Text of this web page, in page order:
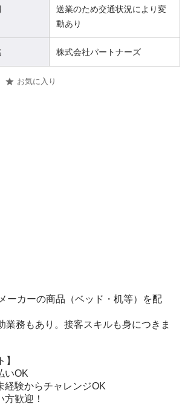
送業のため交通状況により変
動あり
株式会社パートナーズ
お気に入り
ーカーの商品（ベッド・机等）を配
業務もあり。接客スキルも身につきま
】
いOK
経験からチャレンジOK
歓迎！